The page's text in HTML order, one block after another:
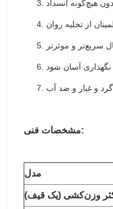
مشخصات فنی:
مدل
وزن‌کشی (یک قیف)